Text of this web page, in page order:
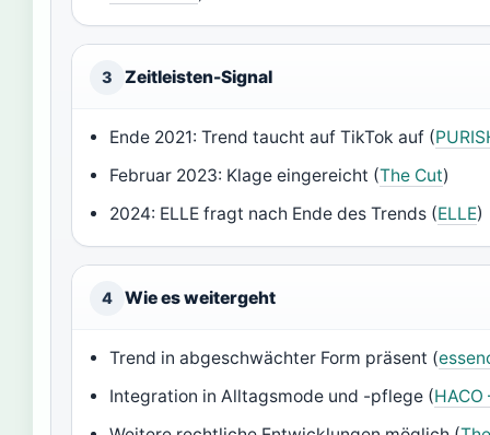
3 Zeitleisten-Signal
Ende 2021: Trend taucht auf TikTok auf (
Februar 2023: Klage eingereicht (The Cut)
2024: ELLE fragt nach Ende des Trends (ELLE)
4 Wie es weitergeht
Trend in abgeschwächter Form präsent (
Integration in Alltagsmode und -pflege (